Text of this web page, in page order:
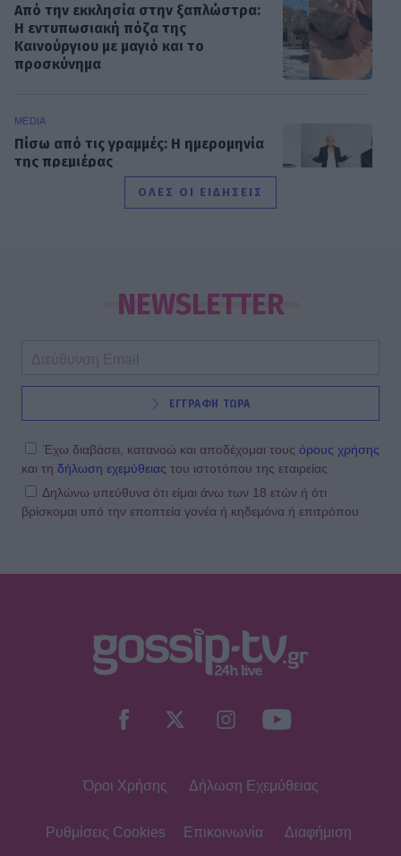
Από την εκκλησία στην ξαπλώστρα:
Η εντυπωσιακή πόζα της
Καινούργιου με μαγιό και το
προσκύνημα
MEDIA
Πίσω από τις γραμμές: Η ημερομηνία
της πρεμιέρας
πολύς χρόνος για προσωπική ζωή»
SHOWBIZ
Ρουμελιώτη: Δεν σταματά να
και οι απορίες της νέας μαμάς
HOLLYWOOD
«Θα κινηθώ νομικά» - Κόλαφος ο
δημοσιεύματα που αφορούν την
προσωπική του ζωή
υγεία του Γιώργου Ματαράγκα και ο
ΟΛΕΣ ΟΙ ΕΙΔΗΣΕΙΣ
NEWSLETTER
ΕΓΓΡΑΦΗ ΤΩΡΑ
Έχω διαβάσει, κατανοώ και αποδέχομαι τους όρους χρήσης
και τη δήλωση εχεμύθειας του ιστοτόπου της εταιρείας
Δηλώνω υπεύθυνα ότι είμαι άνω των 18 ετών ή ότι
βρίσκομαι υπό την εποπτεία γονέα ή κηδεμόνα ή επιτρόπου
Όροι Χρήσης Δήλωση Εχεμύθειας
Ρυθμίσεις Cookies Επικοινωνία Διαφήμιση